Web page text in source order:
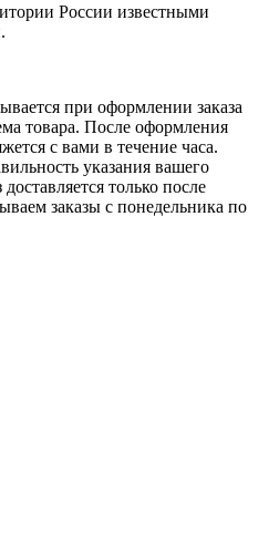
России известными
при оформлении заказа
товара. После оформления
с вами в течение часа.
указания вашего
только после
заказы с понедельника по